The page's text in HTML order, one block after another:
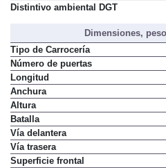
Distintivo ambiental DGT
Dimensiones,
Tipo de Carrocería
Número de puertas
Longitud
Anchura
Altura
Batalla
Vía delantera
Vía trasera
Superficie frontal